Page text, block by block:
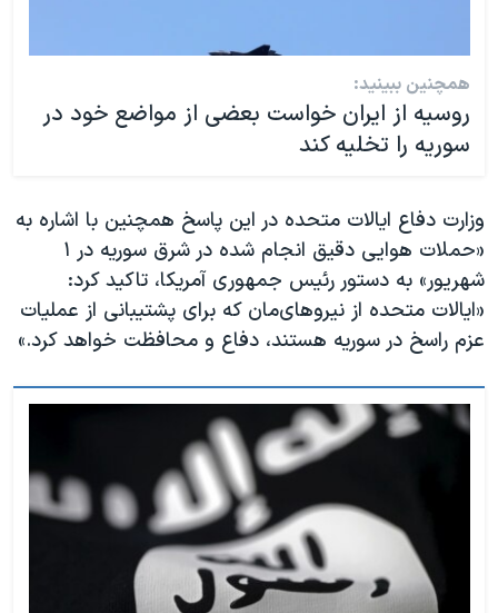
همچنین ببینید:
روسیه از ایران خواست بعضی از مواضع خود در
سوریه را تخلیه کند
وزارت دفاع ایالات متحده در این پاسخ همچنین با اشاره به
«حملات هوایی دقیق انجام شده در شرق سوریه در ۱
شهریور» به دستور رئیس جمهوری آمریکا، تاکید کرد:
«ایالات متحده از نیروهای‌مان که برای پشتیبانی از عملیات
عزم راسخ در سوریه هستند، دفاع و محافظت خواهد کرد.»